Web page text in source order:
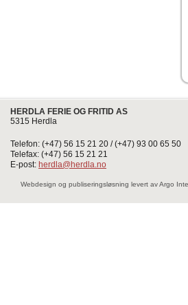
HERDLA FERIE OG FRITID AS
5315 Herdla
Telefon: (+47) 56 15 21 20 / (+47) 93 00 65 50
Telefax: (+47) 56 15 21 21
E-post: herdla@herdla.no
Webdesign og publiseringsløsning levert av Argo